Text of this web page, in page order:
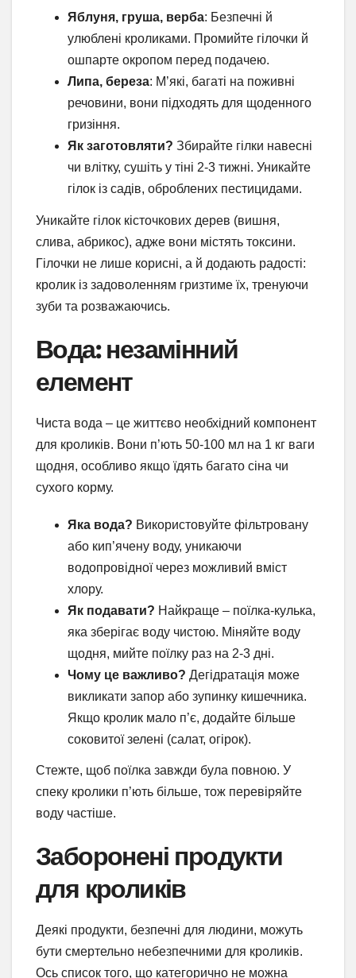
Яблуня, груша, верба: Безпечні й
улюблені кроликами. Промийте гілочки й
ошпарте окропом перед подачею.
Липа, береза: М’які, багаті на поживні
речовини, вони підходять для щоденного
гризіння.
Як заготовляти? Збирайте гілки навесні
чи влітку, сушіть у тіні 2-3 тижні. Уникайте
гілок із садів, оброблених пестицидами.
Уникайте гілок кісточкових дерев (вишня,
слива, абрикос), адже вони містять токсини.
Гілочки не лише корисні, а й додають радості:
кролик із задоволенням гризтиме їх, тренуючи
зуби та розважаючись.
Вода: незамінний
елемент
Чиста вода – це життєво необхідний компонент
для кроликів. Вони п’ють 50-100 мл на 1 кг ваги
щодня, особливо якщо їдять багато сіна чи
сухого корму.
Яка вода? Використовуйте фільтровану
або кип’ячену воду, уникаючи
водопровідної через можливий вміст
хлору.
Як подавати? Найкраще – поїлка-кулька,
яка зберігає воду чистою. Міняйте воду
щодня, мийте поїлку раз на 2-3 дні.
Чому це важливо? Дегідратація може
викликати запор або зупинку кишечника.
Якщо кролик мало п’є, додайте більше
соковитої зелені (салат, огірок).
Стежте, щоб поїлка завжди була повною. У
спеку кролики п’ють більше, тож перевіряйте
воду частіше.
Заборонені продукти
для кроликів
Деякі продукти, безпечні для людини, можуть
бути смертельно небезпечними для кроликів.
Ось список того, що категорично не можна